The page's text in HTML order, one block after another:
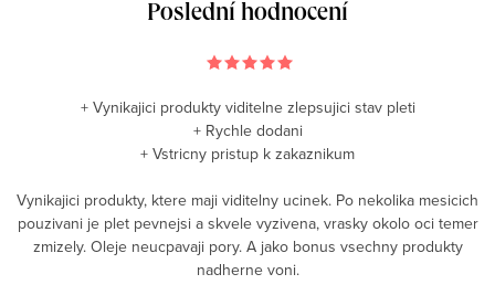
Poslední hodnocení
+ Vynikajici produkty viditelne zlepsujici stav pleti
+ Rychle dodani
+ Vstricny pristup k zakaznikum
Vynikajici produkty, ktere maji viditelny ucinek. Po nekolika mesicich
pouzivani je plet pevnejsi a skvele vyzivena, vrasky okolo oci temer
zmizely. Oleje neucpavaji pory. A jako bonus vsechny produkty
nadherne voni.